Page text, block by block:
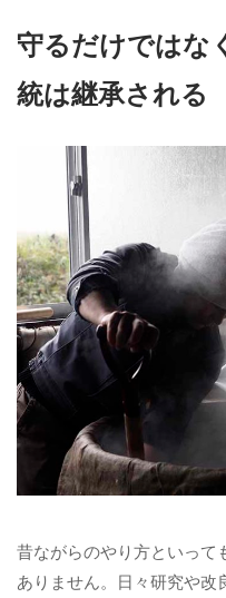
守るだけではな
統は継承される
昔ながらのやり方といって
ありません。日々研究や改